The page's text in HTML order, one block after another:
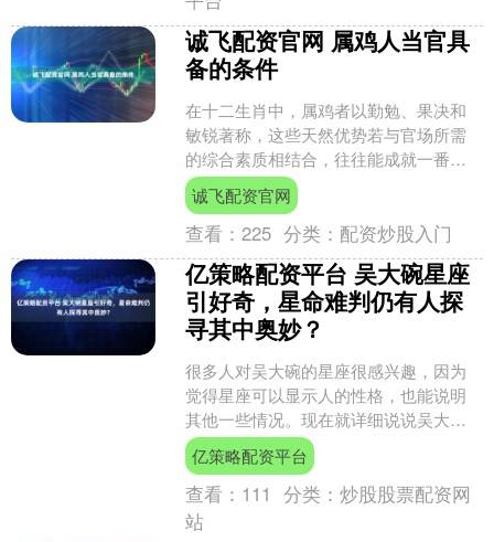
诚飞配资官网 属鸡人当官具
备的条件
在十二生肖中，属鸡者以勤勉、果决和
敏锐著称，这些天然优势若与官场所需
的综合素质相结合，往往能成就一番作
为。今天，我们从现代管理学角度剖析
这一群体的独特竞争力。 ....
诚飞配资官网
查看：225 分类： 配资炒股入门
亿策略配资平台 吴大碗星座
引好奇，星命难判仍有人探
寻其中奥妙？
很多人对吴大碗的星座很感兴趣，因为
觉得星座可以显示人的性格，也能说明
其他一些情况。现在就详细说说吴大碗
的星座。 吴大碗星座是啥 人们总是对名
人的星命很感兴趣，吴....
亿策略配资平台
查看： 111 分类：炒股股票配资网
站